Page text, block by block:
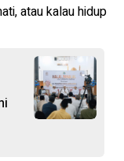
atau kalau hidup